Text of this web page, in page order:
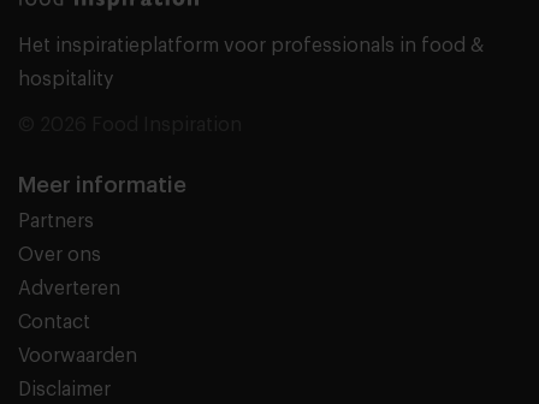
Het inspiratieplatform voor professionals in food &
hospitality
Meer informatie
Partners
Over ons
Adverteren
Contact
Voorwaarden
Disclaimer